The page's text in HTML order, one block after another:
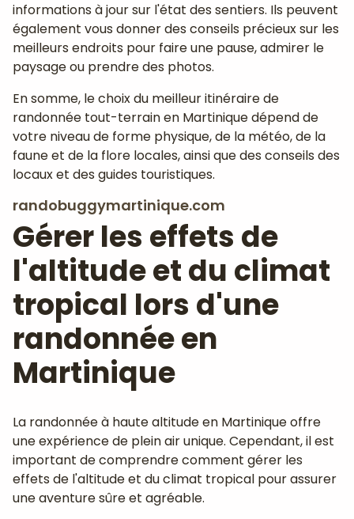
informations à jour sur l'état des sentiers. Ils peuvent
également vous donner des conseils précieux sur les
meilleurs endroits pour faire une pause, admirer le
paysage ou prendre des photos.
En somme, le choix du meilleur itinéraire de
randonnée tout-terrain en Martinique dépend de
votre niveau de forme physique, de la météo, de la
faune et de la flore locales, ainsi que des conseils des
locaux et des guides touristiques.
randobuggymartinique.com
Gérer les effets de
l'altitude et du climat
tropical lors d'une
randonnée en
Martinique
La randonnée à haute altitude en Martinique offre
une expérience de plein air unique. Cependant, il est
important de comprendre comment gérer les
effets de l'altitude et du climat tropical pour assurer
une aventure sûre et agréable.